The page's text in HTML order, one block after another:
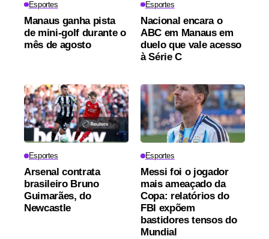
Esportes
Manaus ganha pista
de mini-golf durante o
mês de agosto
Esportes
Nacional encara o
ABC em Manaus em
duelo que vale acesso
à Série C
Esportes
Arsenal contrata
brasileiro Bruno
Guimarães, do
Newcastle
Esportes
Messi foi o jogador
mais ameaçado da
Copa: relatórios do
FBI expõem
bastidores tensos do
Mundial